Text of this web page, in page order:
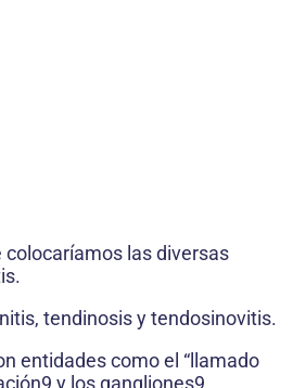
colocaríamos las diversas
tendinosis y tendosinovitis.
entidades como el “llamado
y los gangliones9.